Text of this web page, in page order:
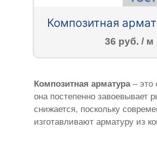
Композитная
36 руб. / м
Композитная арматура– это
она постепенно завоевывает
снижается, поскольку
изготавливают арматуру из